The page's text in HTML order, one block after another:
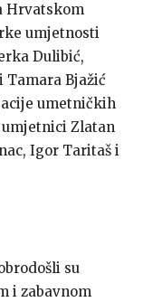
Hrvatskom
umjetnosti
Dulibić,
Tamara Bjažić
umetničkih
Zlatan
Igor Taritaš i
su
i zabavnom